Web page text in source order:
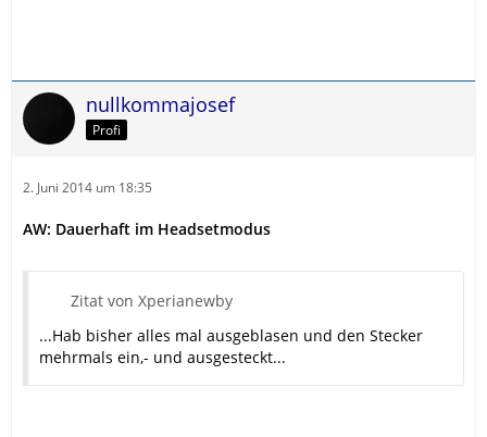
nullkommajosef
Profi
2. Juni 2014 um 18:35
AW: Dauerhaft im Headsetmodus
Zitat von Xperianewby
...Hab bisher alles mal ausgeblasen und den Stecker
mehrmals ein,- und ausgesteckt...